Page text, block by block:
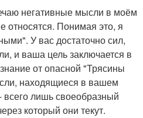
негативные мысли в моём
относятся. Понимая это, я
У вас достаточно сил,
и ваша цель заключается в
от опасной "Трясины
находящиеся в вашем
лишь своеобразный
который они текут.